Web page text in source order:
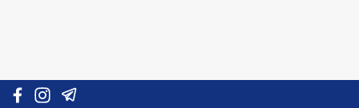
Vai al contenuto